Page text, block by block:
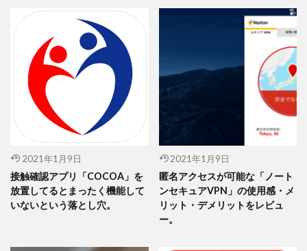
2021年1月9日
接触確認アプリ「COCOA」を
放置してるとまったく機能して
いないという落とし穴。
2021年1月9日
匿名アクセスが可能な「ノート
ンセキュアVPN」の使用感・メ
リット・デメリットをレビュ
ー。